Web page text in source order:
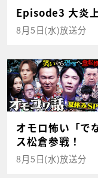
Episode3 大炎
8月5日(水)放送分
オモロ怖い「で
ス松倉参戦！
8月5日(水)放送分